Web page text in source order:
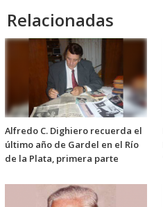
Relacionadas
Alfredo C. Dighiero recuerda el
último año de Gardel en el Río
de la Plata, primera parte